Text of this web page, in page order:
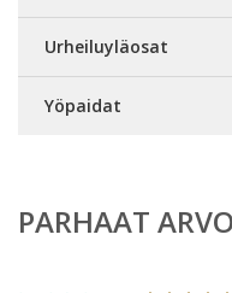
Urheiluyläosat
Yöpaidat
PARHAAT